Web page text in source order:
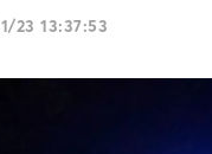
23 13:37:53